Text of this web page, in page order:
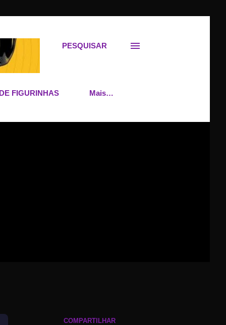
PESQUISAR
FIGURINHAS Mais…
COMPARTILHAR